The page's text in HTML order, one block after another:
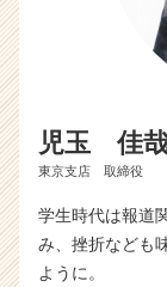
児玉 佳
東京支店 取締役
学生時代は報道
み、挫折なども
ように。